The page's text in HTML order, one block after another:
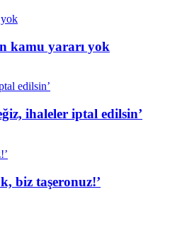
kamu yararı yok
ihaleler iptal edilsin’
biz taşeronuz!’